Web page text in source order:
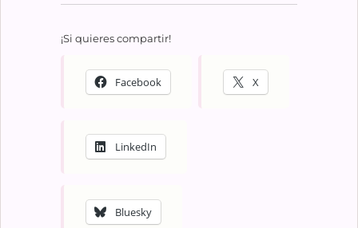
¡Si quieres compartir!
Facebook X
LinkedIn
Bluesky